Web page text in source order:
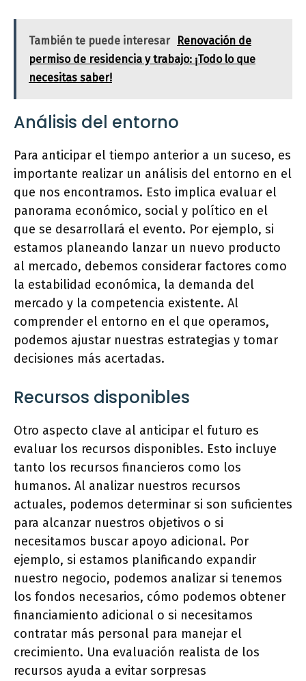
También te puede interesar
Renovación de
permiso de residencia y trabajo: ¡Todo lo que
necesitas saber!
Análisis del entorno
Para anticipar el tiempo anterior a un suceso, es
importante realizar un análisis del entorno en el
que nos encontramos. Esto implica evaluar el
panorama económico, social y político en el
que se desarrollará el evento. Por ejemplo, si
estamos planeando lanzar un nuevo producto
al mercado, debemos considerar factores como
la estabilidad económica, la demanda del
mercado y la competencia existente. Al
comprender el entorno en el que operamos,
podemos ajustar nuestras estrategias y tomar
decisiones más acertadas.
Recursos disponibles
Otro aspecto clave al anticipar el futuro es
evaluar los recursos disponibles. Esto incluye
tanto los recursos financieros como los
humanos. Al analizar nuestros recursos
actuales, podemos determinar si son suficientes
para alcanzar nuestros objetivos o si
necesitamos buscar apoyo adicional. Por
ejemplo, si estamos planificando expandir
nuestro negocio, podemos analizar si tenemos
los fondos necesarios, cómo podemos obtener
financiamiento adicional o si necesitamos
contratar más personal para manejar el
crecimiento. Una evaluación realista de los
recursos ayuda a evitar sorpresas